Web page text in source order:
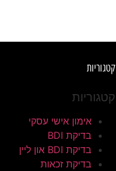
קטגוריות
קטגוריות
אימון אישי עסקי
בדיקת BDI
בדיקת BDI און ליין
בדיקת זכאות